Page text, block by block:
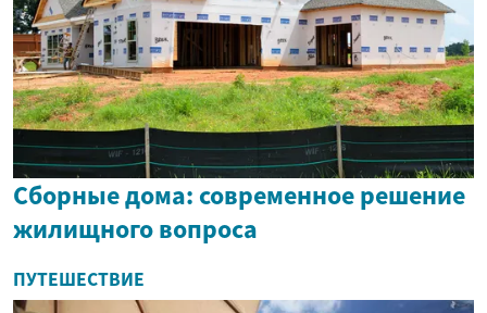
Сборные дома: современное решение
жилищного вопроса
ПУТЕШЕСТВИЕ